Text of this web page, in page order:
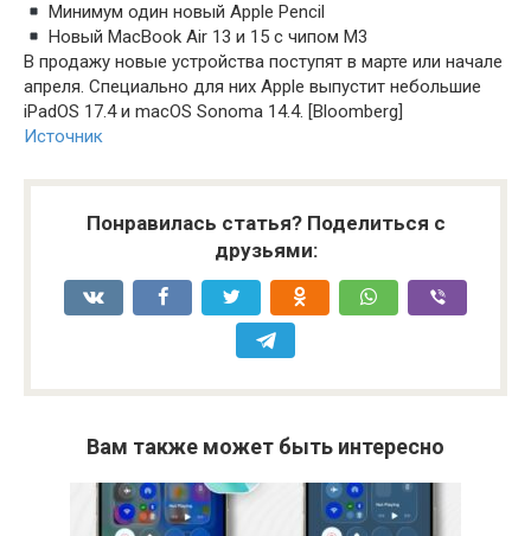
Минимум один новый Apple Pencil
Новый MacBook Air 13 и 15 с чипом M3
В продажу новые устройства поступят в марте или начале
апреля. Специально для них Apple выпустит небольшие
iPadOS 17.4 и macOS Sonoma 14.4. [Bloomberg]
Источник
Понравилась статья? Поделиться с
друзьями:
Вам также может быть интересно